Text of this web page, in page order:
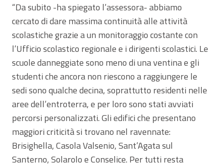
“Da subito -ha spiegato l’assessora- abbiamo
cercato di dare massima continuità alle attività
scolastiche grazie a un monitoraggio costante con
l’Ufficio scolastico regionale e i dirigenti scolastici. Le
scuole danneggiate sono meno di una ventina e gli
studenti che ancora non riescono a raggiungere le
sedi sono qualche decina, soprattutto residenti nelle
aree dell’entroterra, e per loro sono stati avviati
percorsi personalizzati. Gli edifici che presentano
maggiori criticità si trovano nel ravennate:
Brisighella, Casola Valsenio, Sant’Agata sul
Santerno, Solarolo e Conselice. Per tutti resta